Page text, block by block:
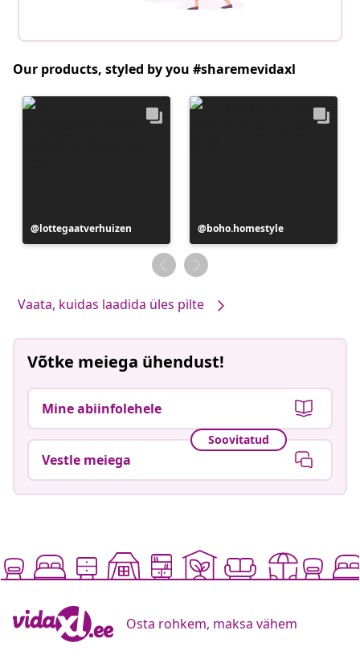
Our products, styled by you #sharemevidaxl
Postitus
avaldatud
lottegaatverhuizen
Postitus
avaldatud
boho.homestyle
Vaata, kuidas laadida üles pilte
Võtke meiega ühendust!
Mine abiinfolehele
Soovitatud
Vestle meiega
Osta rohkem, maksa vähem